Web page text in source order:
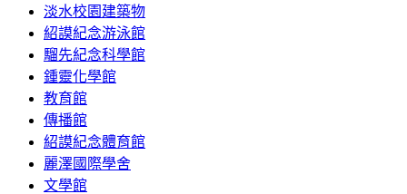
淡水校園建築物
紹謨紀念游泳館
騮先紀念科學館
鍾靈化學館
教育館
傳播館
紹謨紀念體育館
麗澤國際學舍
文學館